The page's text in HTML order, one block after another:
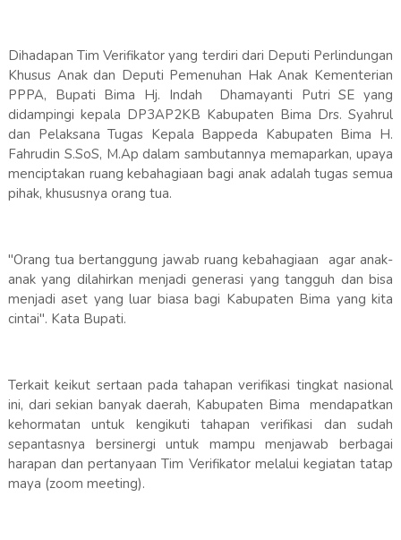
Dihadapan Tim Verifikator yang terdiri dari Deputi Perlindungan
Khusus Anak dan Deputi Pemenuhan Hak Anak Kementerian
PPPA, Bupati Bima Hj. Indah Dhamayanti Putri SE yang
didampingi kepala DP3AP2KB Kabupaten Bima Drs. Syahrul
dan Pelaksana Tugas Kepala Bappeda Kabupaten Bima H.
Fahrudin S.SoS, M.Ap dalam sambutannya memaparkan, upaya
menciptakan ruang kebahagiaan bagi anak adalah tugas semua
pihak, khususnya orang tua.
"Orang tua bertanggung jawab ruang kebahagiaan agar anak-
anak yang dilahirkan menjadi generasi yang tangguh dan bisa
menjadi aset yang luar biasa bagi Kabupaten Bima yang kita
cintai". Kata Bupati.
Terkait keikut sertaan pada tahapan verifikasi tingkat nasional
ini, dari sekian banyak daerah, Kabupaten Bima mendapatkan
kehormatan untuk kengikuti tahapan verifikasi dan sudah
sepantasnya bersinergi untuk mampu menjawab berbagai
harapan dan pertanyaan Tim Verifikator melalui kegiatan tatap
maya (zoom meeting).